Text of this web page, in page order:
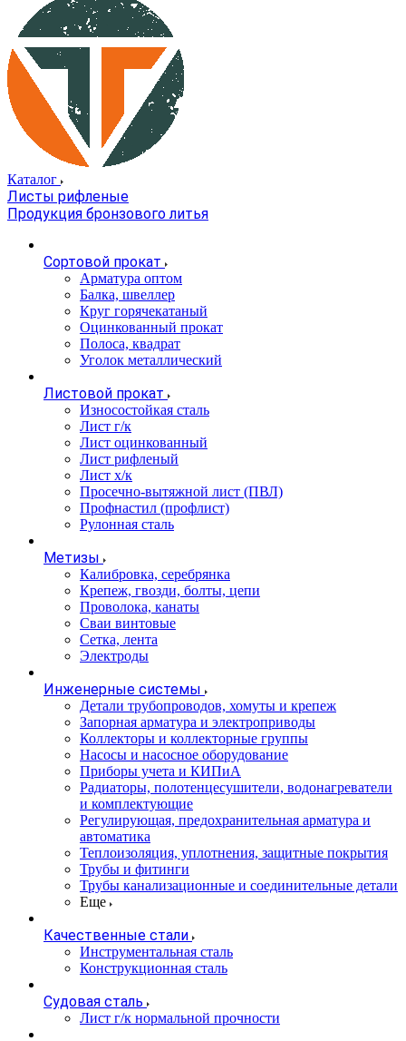
Каталог
Листы рифленые
Продукция бронзового литья
Сортовой прокат
Арматура оптом
Балка, швеллер
Круг горячекатаный
Оцинкованный прокат
Полоса, квадрат
Уголок металлический
Листовой прокат
Износостойкая сталь
Лист г/к
Лист оцинкованный
Лист рифленый
Лист х/к
Просечно-вытяжной лист (ПВЛ)
Профнастил (профлист)
Рулонная сталь
Метизы
Калибровка, серебрянка
Крепеж, гвозди, болты, цепи
Проволока, канаты
Сваи винтовые
Сетка, лента
Электроды
Инженерные системы
Детали трубопроводов, хомуты и крепеж
Запорная арматура и электроприводы
Коллекторы и коллекторные группы
Насосы и насосное оборудование
Приборы учета и КИПиА
Радиаторы, полотенцесушители, водонагреватели
и комплектующие
Регулирующая, предохранительная арматура и
автоматика
Теплоизоляция, уплотнения, защитные покрытия
Трубы и фитинги
Трубы канализационные и соединительные детали
Еще
Качественные стали
Инструментальная сталь
Конструкционная сталь
Судовая сталь
Лист г/к нормальной прочности